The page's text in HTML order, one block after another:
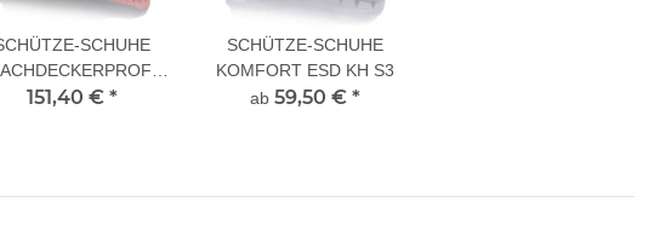
SCHUHE
KH O3
151,40 € *
SCHÜTZE-SCHUHE
KOMFORT ESD KH S3
ab 59,50 € *